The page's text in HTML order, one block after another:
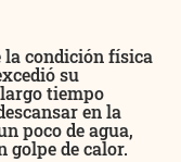
condición física
su
tiempo
en la
poco de agua,
golpe de calor.